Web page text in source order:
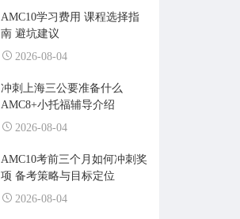
AMC10学习费用 课程选择指
南 避坑建议
2026-08-04
冲刺上海三公要准备什么
AMC8+小托福辅导介绍
2026-08-04
AMC10考前三个月如何冲刺奖
项 备考策略与目标定位
2026-08-04